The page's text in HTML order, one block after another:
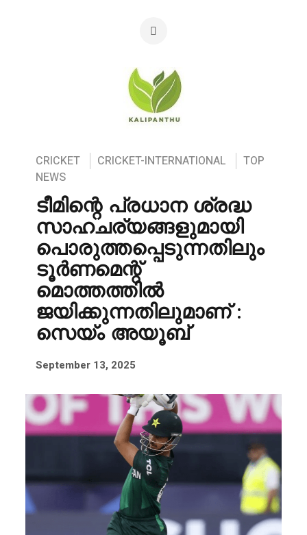
CRICKET CRICKET-INTERNATIONAL
TOP
NEWS
ടീമിന്റെ പ്രധാന ശ്രദ്ധ
സാഹചര്യങ്ങളുമായി
പൊരുത്തപ്പെടുന്നതിലും
ടൂർണമെന്റ്
മൊത്തത്തിൽ
ജയിക്കുന്നതിലുമാണ് :
സെയ്ം അയൂബ്
September 13, 2025